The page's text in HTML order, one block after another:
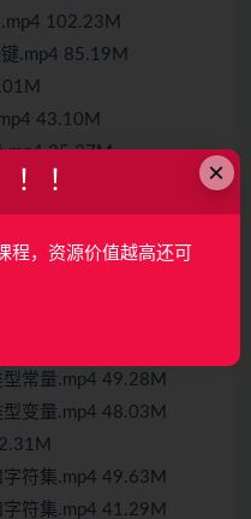
102.23M
.mp4 85.19M
43.10M
25.37M
声明&赋值).mp4 65.56M
用&内存).mp4 49.43M
体系结构.mp4 18.84M
用域).mp4 37.31M
常量.mp4 49.28M
变量.mp4 48.03M
符集.mp4 49.63M
符集.mp4 41.29M
×
！！
程，资源价值越高还可